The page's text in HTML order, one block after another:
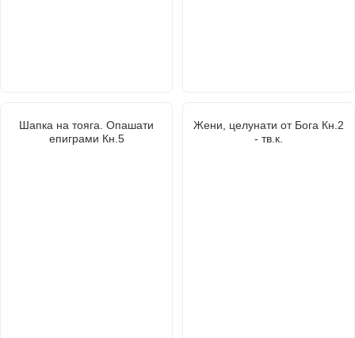
Шапка на тояга. Опашати
епиграми Кн.5
Жени, целунати от Бога Кн.2
- тв.к.